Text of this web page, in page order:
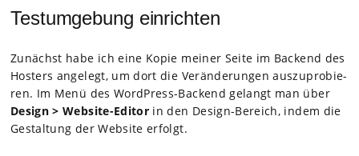
Testumgebung einrichten
Zunächst habe ich eine Kopie mei­ner Seite im Backend des
Hos­ters ange­legt, um dort die Ver­än­de­run­gen aus­zu­pro­bie­
ren. Im Menü des Word­Press-Backend gelangt man über
Design > Web­site-Edi­tor in den Design-Bereich, indem die
Gestal­tung der Web­site erfolgt.